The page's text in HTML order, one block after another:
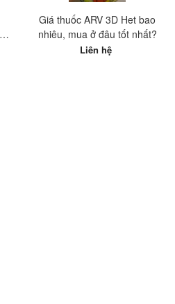
Giá thuốc ARV 3D Het bao
nhiêu, mua ở đâu tốt nhất?
Liên hệ